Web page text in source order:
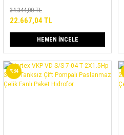
34.344,00 TL
22.667,04 TL
HEMEN İNCELE
%34